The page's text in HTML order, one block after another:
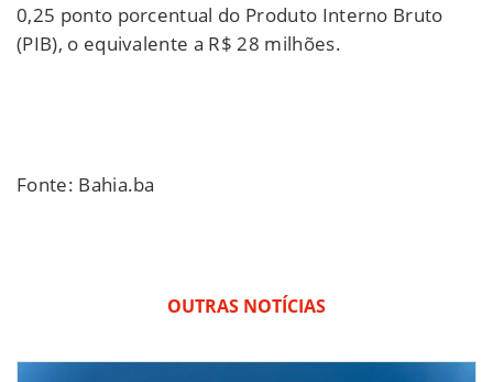
0,25 ponto porcentual do Produto Interno Bruto
(PIB), o equivalente a R$ 28 milhões.
Fonte: Bahia.ba
OUTRAS NOTÍCIAS